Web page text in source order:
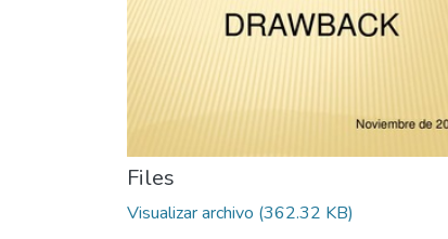
Files
Visualizar archivo (362.32 KB)